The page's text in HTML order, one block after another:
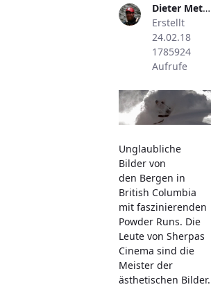
Dieter Metzler
Erstellt
24.02.18
1785924
Aufrufe
Unglaubliche
Bilder von
den Bergen in
British Columbia
mit faszinierenden
Powder Runs. Die
Leute von Sherpas
Cinema sind die
Meister der
ästhetischen Bilder.